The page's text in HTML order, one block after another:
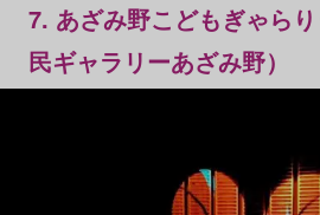
7. あざみ野こどもぎゃら
民ギャラリーあざみ野）